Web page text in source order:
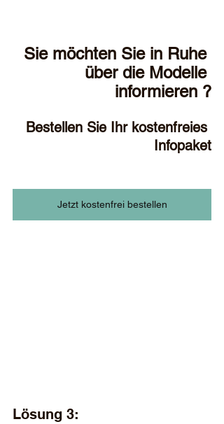
Sie möchten Sie in Ruhe
über die Modelle
informieren ?
Bestellen Sie Ihr kostenfreies
Infopaket
Jetzt kostenfrei bestellen
Lösung 3: